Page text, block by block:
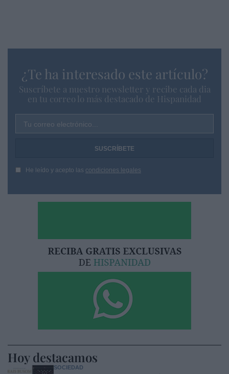
¿Te ha interesado este artículo?
Suscríbete a nuestro newsletter y recibe cada dia
en tu correo lo más destacado de Hispanidad
Tu correo electrónico...
He leído y acepto las condiciones legales
Hoy destacamos
SOCIEDAD